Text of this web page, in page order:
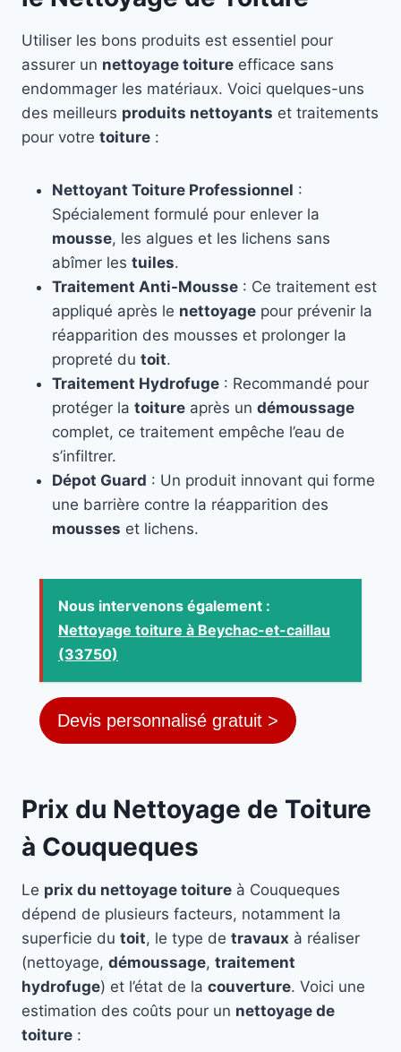
Utiliser les bons produits est essentiel pour
assurer un nettoyage toiture efficace sans
endommager les matériaux. Voici quelques-uns
des meilleurs produits nettoyants et traitements
pour votre toiture :
Nettoyant Toiture Professionnel :
Spécialement formulé pour enlever la
mousse, les algues et les lichens sans
abîmer les tuiles.
Traitement Anti-Mousse : Ce traitement est
appliqué après le nettoyage pour prévenir la
réapparition des mousses et prolonger la
propreté du toit.
Traitement Hydrofuge : Recommandé pour
protéger la toiture après un démoussage
complet, ce traitement empêche l’eau de
s’infiltrer.
Dépot Guard : Un produit innovant qui forme
une barrière contre la réapparition des
mousses et lichens.
Nous intervenons également :
Nettoyage toiture à Beychac-et-caillau
(33750)
Devis personnalisé gratuit >
Prix du Nettoyage de Toiture
à Couqueques
Le prix du nettoyage toiture à Couqueques
dépend de plusieurs facteurs, notamment la
superficie du toit, le type de travaux à réaliser
(nettoyage, démoussage, traitement
hydrofuge) et l’état de la couverture. Voici une
estimation des coûts pour un nettoyage de
toiture :